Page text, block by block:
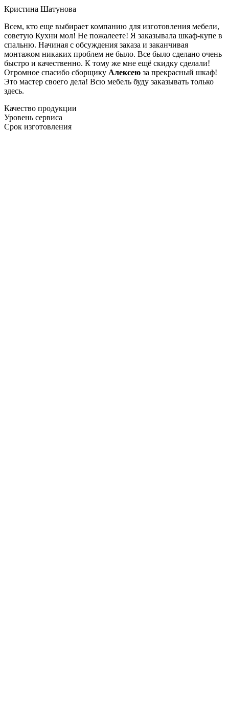
Кристина Шатунова
Всем, кто еще выбирает компанию для изготовления мебели,
советую Кухни мол! Не пожалеете! Я заказывала шкаф-купе в
спальню. Начиная с обсуждения заказа и заканчивая
монтажом никаких проблем не было. Все было сделано очень
быстро и качественно. К тому же мне ещё скидку сделали!
Огромное спасибо сборщику Алексею за прекрасный шкаф!
Это мастер своего дела! Всю мебель буду заказывать только
здесь.
Качество продукции
Уровень сервиса
Срок изготовления